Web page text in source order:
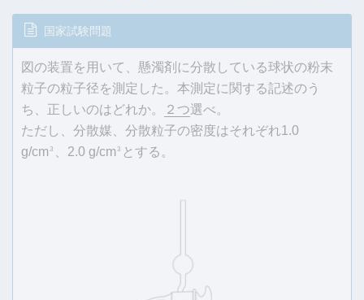
国家試験問題
図の装置を用いて、懸濁剤に分散している球状の粉末
粒子の粒子径を測定した。本測定に関する記述のう
ち、正しいのはどれか。
２つ選べ。
ただし、分散媒、分散粒子の密度はそれぞれ1.0
g/cm 3 、2.0 g/cm 3 とする。